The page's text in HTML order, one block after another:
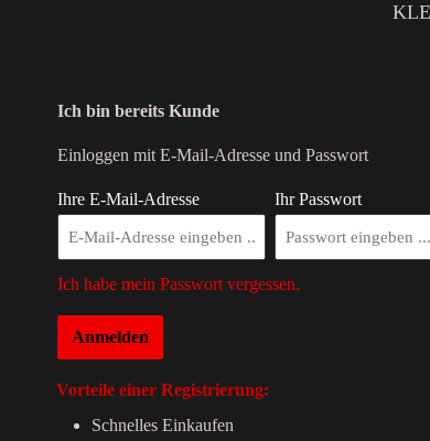
Ich bin bereits Kunde
Einloggen mit E-Mail-Adresse und Passwort
Ihre E-Mail-Adresse Ihr Passwort
Ich habe mein Passwort vergessen.
Anmelden
Vorteile einer Registrierung:
Schnelles Einkaufen